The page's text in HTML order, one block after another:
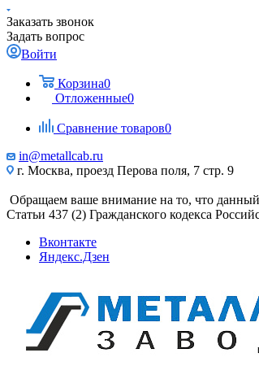
Заказать звонок
Задать вопрос
Войти
Корзина0
Отложенные0
Сравнение товаров0
in@metallcab.ru
г. Москва, проезд Перова поля, 7 стр. 9
Обращаем ваше внимание на то, что
Статьи 437 (2) Гражданского кодекса
Вконтакте
Яндекс.Дзен